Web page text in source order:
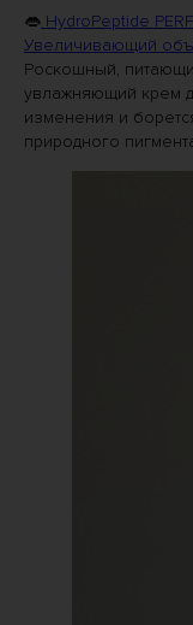
👄 HydroPeptide
Увеличивающий
Роскошный,
увлажняющий крем
изменения и
природного